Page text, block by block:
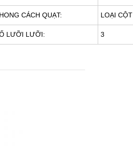
CÁCH QUẠT: LOẠI CỘT
LƯỠI LƯỠI: 3